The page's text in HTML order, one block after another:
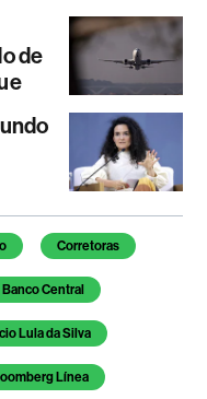
de
Corretoras
Banco Central
Lula da Silva
Línea